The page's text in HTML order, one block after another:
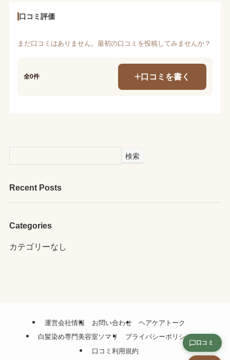
口コミ評価
まだ口コミはありません。最初の口コミを投稿してみませんか？
全0件 口コミを書く
検索
Recent Posts
Categories
カテゴリーなし
運営会社情報 お問い合わせ
ヘアケアトーク
白髪染め専門美容室ソマリ
プライバシーポリシー
口コミ利用規約
口コミ